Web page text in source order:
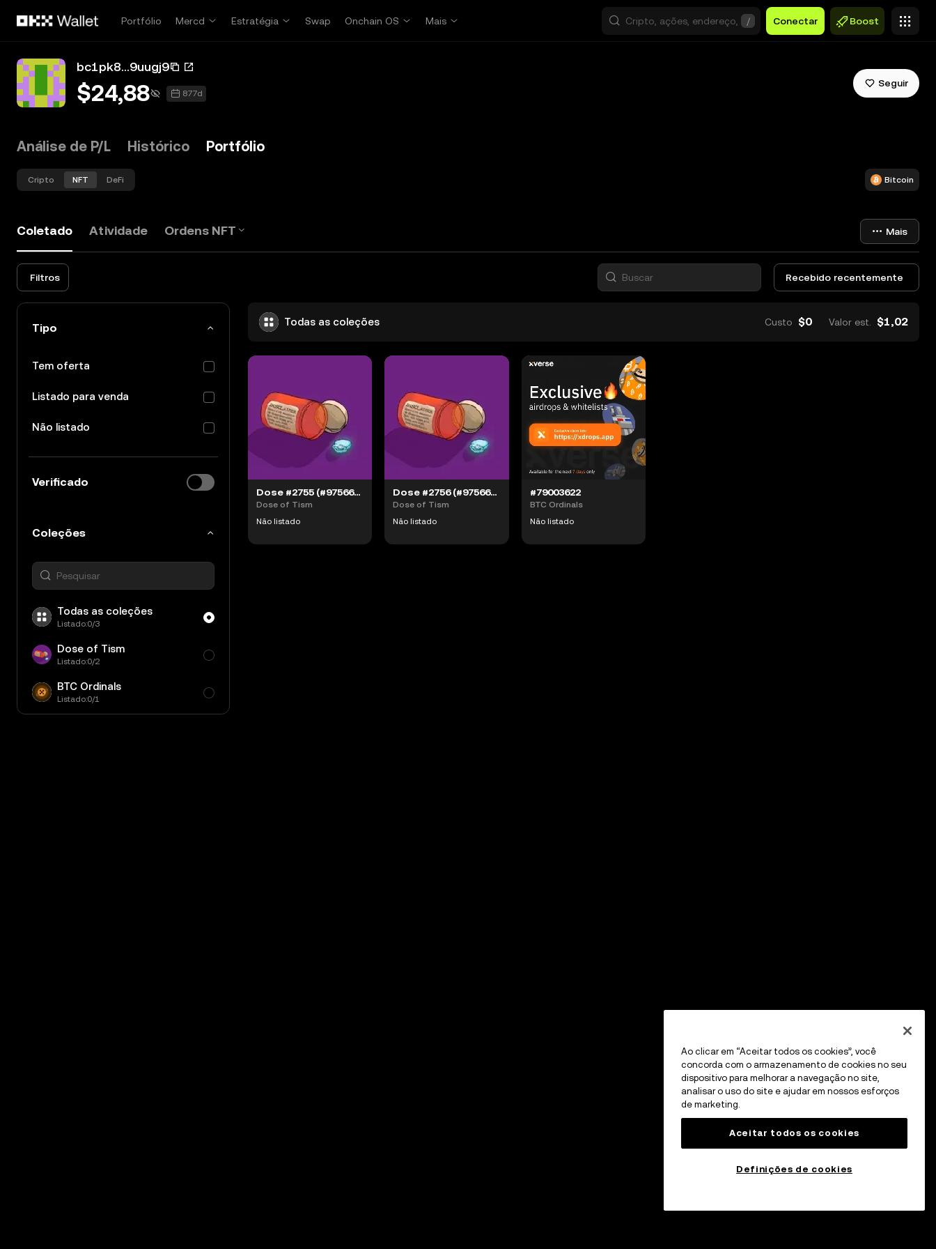
Portfólio
Mercd Estratégia Swap Onchain OS Mais / Conectar Boost
bc1pk8...9uugj9
$24,88 877d
Seguir
Análise de P/L Histórico Portfólio
Cripto NFT DeFi Bitcoin
Coletado Atividade Ordens NFT Mais
Filtros Recebido recentemente
Tipo
Tem oferta
Listado para venda
Não listado
Verificado
Coleções
Todas as coleções
Listado:0/3
Dose of Tism
Listado:0/2
BTC Ordinals
Listado:0/1
Todas as coleções Custo $0 Valor est. $1,02
Dose #2755 (#97566058)
Dose of Tism
Não listado
Dose #2756 (#97566059)
Dose of Tism
Não listado
#79003622
BTC Ordinals
Não listado
Ao clicar em “Aceitar todos os cookies”, você
concorda com o armazenamento de cookies no seu
dispositivo para melhorar a navegação no site,
analisar o uso do site e ajudar em nossos esforços
de marketing.
Aceitar todos os cookies
Definições de cookies